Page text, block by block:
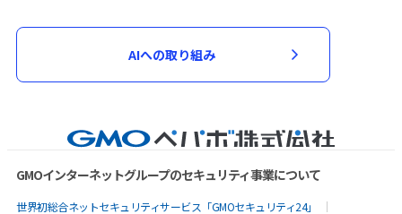
AIへの取り組み
GMOインターネットグループのセキュリティ事業について
世界初総合ネットセキュリティサービス「GMOセキュリティ24」